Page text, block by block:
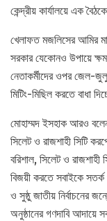
কেন্দ্রীয় কার্যালয়ে এক
খেলাফত মজলিসের আমির
সরকার যেকোনও উপায়ে
নেতাকর্মীদের ওপর জেল-
মিটিং-মিছিল করতে বাধা
মোহাম্মদ ইসহাক আরও বলেন,
সিলেট ও রাজশাহী সিটি
বরিশাল, সিলেট ও রাজশাহী
বিজয়ী করতে সবাইকে
ও সুষ্ঠু জাতীয় নির্বাচনের
অনুষ্ঠানের গণদাবি আদায়ে